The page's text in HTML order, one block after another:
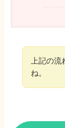
上記の
ね。